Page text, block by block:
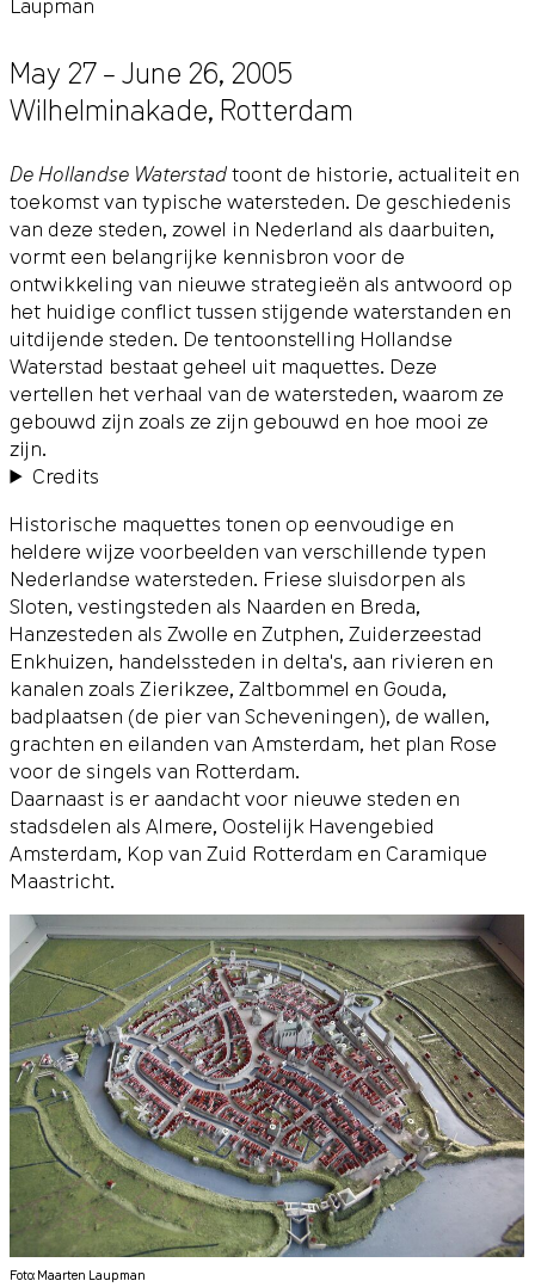
May 27 – June 26, 2005
Wilhelminakade, Rotterdam
De Hollandse Waterstadtoont de historie, actualiteit en
toekomst van typische watersteden. De geschiedenis
van deze steden, zowel in Nederland als daarbuiten,
vormt een belangrijke kennisbron voor de
ontwikkeling van nieuwe strategieën als antwoord op
het huidige conflict tussen stijgende waterstanden en
uitdijende steden. De tentoonstelling Hollandse
Waterstad bestaat geheel uit maquettes. Deze
vertellen het verhaal van de watersteden, waarom ze
gebouwd zijn zoals ze zijn gebouwd en hoe mooi ze
zijn.
Credits
Historische maquettes tonen op eenvoudige en
heldere wijze voorbeelden van verschillende typen
Nederlandse watersteden. Friese sluisdorpen als
Sloten, vestingsteden als Naarden en Breda,
Hanzesteden als Zwolle en Zutphen, Zuiderzeestad
Enkhuizen, handelssteden in delta's, aan rivieren en
kanalen zoals Zierikzee, Zaltbommel en Gouda,
badplaatsen (de pier van Scheveningen), de wallen,
grachten en eilanden van Amsterdam, het plan Rose
voor de singels van Rotterdam.
Daarnaast is er aandacht voor nieuwe steden en
stadsdelen als Almere, Oostelijk Havengebied
Amsterdam, Kop van Zuid Rotterdam en Caramique
Maastricht.
Foto: Maarten Laupman